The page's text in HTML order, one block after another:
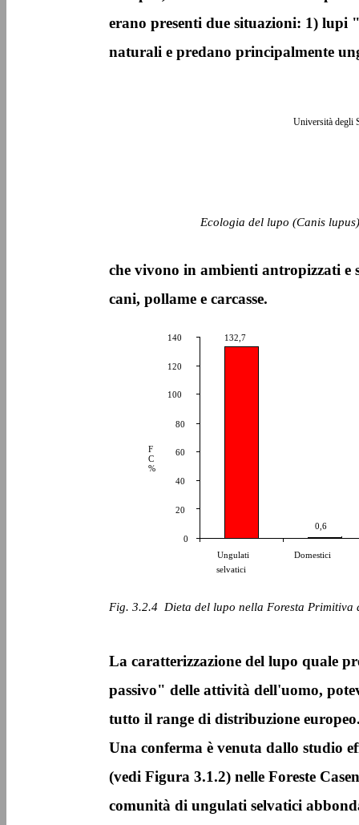
Università degli
erano presenti due situazioni: 1) lupi
naturali e predano principalmente
Ecologia del lupo (Canis
che vivono in ambienti antropizzati
cani, pollame e carcasse.
Fig. 3.2.4 ­ Dieta del lupo nella Foresta Primitiva
La caratterizzazione del lupo quale
passivo" delle attività dell'uomo,
tutto il range di distribuzione
Una conferma è venuta dallo studio
(vedi Figura 3.1.2) nelle Foreste
comunità di ungulati selvatici
0,6
132,7
0
20
40
60
80
100
120
140
Ungulati
selvatici
Domestici
F
C
%